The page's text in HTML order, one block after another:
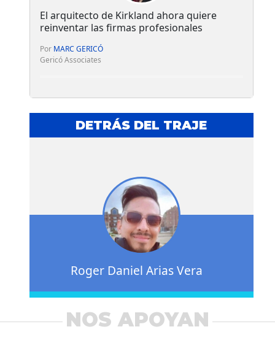
El arquitecto de Kirkland ahora quiere
reinventar las firmas profesionales
Por MARC GERICÓ
Gericó Associates
DETRÁS DEL TRAJE
Roger Daniel Arias Vera
NOS APOYAN